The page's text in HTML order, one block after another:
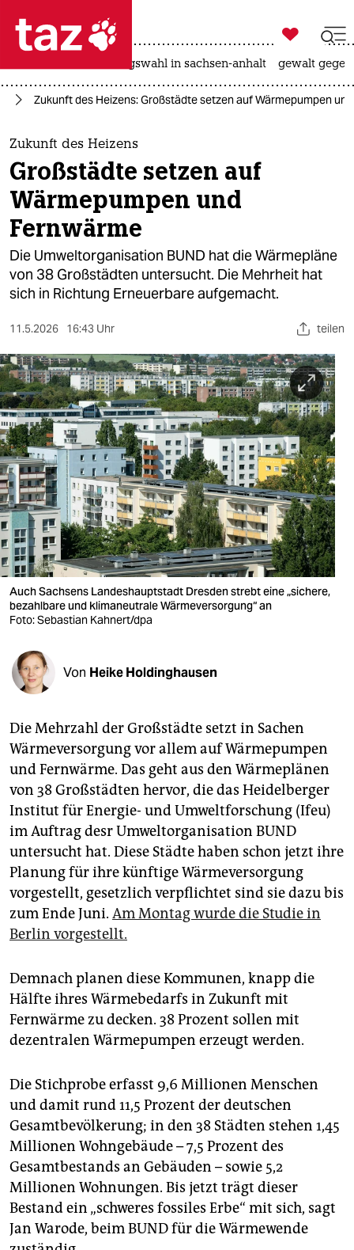
 taz zahl ich
taz zahl ich
themen
politik
öko
gesellschaft
kultur
sport
berlin
nord
wahrheit
verlag
verlag
veranstaltungen
shop
fragen & hilfe
unterstützen
abo
genossenschaft

taz zahl ich
landtagswahl in sachsen-anhalt gewalt
Zukunft des Heizens: Großstädte setzen auf Wärmepumpen
Zukunft des Heizens
Großstädte setzen auf
Wärmepumpen und
Fernwärme
Die Umweltorganisation BUND hat die Wärmepläne
von 38 Großstädten untersucht. Die Mehrheit hat
sich in Richtung Erneuerbare aufgemacht.
11.5.2026 16:43 Uhr teilen
Auch Sachsens Landeshauptstadt Dresden strebt eine „sichere,
bezahlbare und klimaneutrale Wärmeversorgung“ an
Foto: Sebastian Kahnert/dpa
Von Heike Holdinghausen
Die Mehrzahl der Großstädte setzt in Sachen
Wärmeversorgung vor allem auf Wärmepumpen
und Fernwärme. Das geht aus den Wärmeplänen
von 38 Großstädten hervor, die das Heidelberger
Institut für Energie- und Umweltforschung (Ifeu)
im Auftrag desr Umweltorganisation BUND
untersucht hat. Diese Städte haben schon jetzt ihre
Planung für ihre künftige Wärmeversorgung
vorgestellt, gesetzlich verpflichtet sind sie dazu bis
zum Ende Juni. Am Montag wurde die Studie in
Berlin vorgestellt.
Demnach planen diese Kommunen, knapp die
Hälfte ihres Wärmebedarfs in Zukunft mit
Fernwärme zu decken. 38 Prozent sollen mit
dezentralen Wärmepumpen erzeugt werden.
Die Stichprobe erfasst 9,6 Millionen Menschen
und damit rund 11,5 Prozent der deutschen
Gesamtbevölkerung; in den 38 Städten stehen 1,45
Millionen Wohngebäude – 7,5 Prozent des
Gesamtbestands an Gebäuden – sowie 5,2
Millionen Wohnungen. Bis jetzt trägt dieser
Bestand ein „schweres fossiles Erbe“ mit sich, sagt
Jan Warode, beim BUND für die Wärmewende